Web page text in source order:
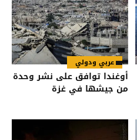
عربي ودولي
أوغندا توافق على نشر وحدة
من جيشها في غزة